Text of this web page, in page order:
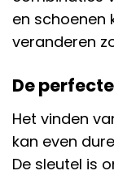
en schoenen
veranderen
De
Het vinden
kan even
De sleutel is